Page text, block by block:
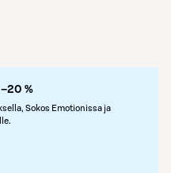
%
Sokos Emotionissa ja